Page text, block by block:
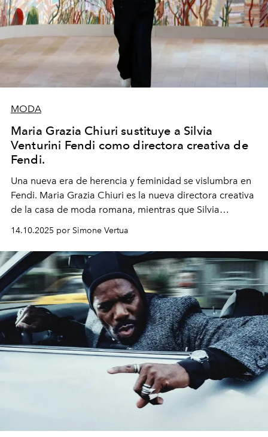
MODA
Maria Grazia Chiuri sustituye a Silvia
Venturini Fendi como directora creativa de
Fendi.
Una nueva era de herencia y feminidad se vislumbra en
Fendi. Maria Grazia Chiuri es la nueva directora creativa
de la casa de moda romana, mientras que Silvia
14.10.2025 por Simone Vertua